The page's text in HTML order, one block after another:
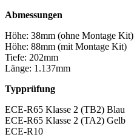
Abmessungen
Höhe: 38mm (ohne Montage Kit)
Höhe: 88mm (mit Montage Kit)
Tiefe: 202mm
Länge: 1.137mm
Typprüfung
ECE-R65 Klasse 2 (TB2) Blau
ECE-R65 Klasse 2 (TA2) Gelb
ECE-R10